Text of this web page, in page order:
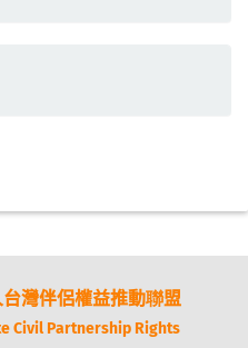
台灣伴侶權益推動聯盟
Civil Partnership Rights